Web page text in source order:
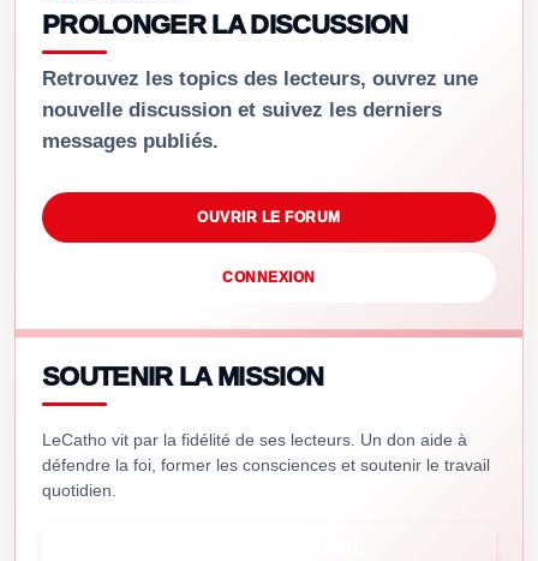
PROLONGER LA DISCUSSION
Retrouvez les topics des lecteurs, ouvrez une
nouvelle discussion et suivez les derniers
messages publiés.
OUVRIR LE FORUM
CONNEXION
SOUTENIR LA MISSION
LeCatho vit par la fidélité de ses lecteurs. Un don aide à
défendre la foi, former les consciences et soutenir le travail
quotidien.